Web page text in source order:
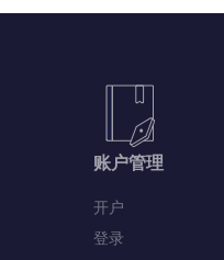
账户管理
开户
登录